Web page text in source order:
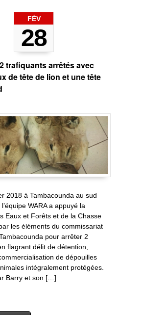
FÉV
28
trafiquants arrêtés avec
de tête de lion et une tête
2018 à Tambacounda au sud
WARA a appuyé la
Eaux et Forêts et de la Chasse
les éléments du commissariat
pour arrêter 2
flagrant délit de détention,
de dépouilles
intégralement protégées.
Barry et son […]